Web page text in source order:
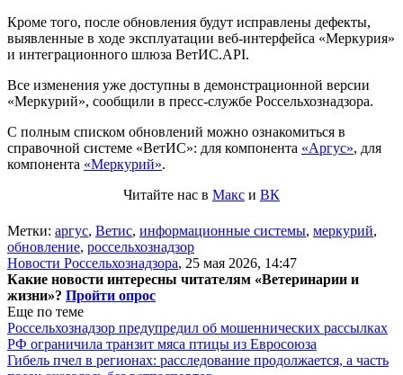
Кроме того, после обновления будут исправлены дефекты,
выявленные в ходе эксплуатации веб-интерфейса «Меркурия»
и интеграционного шлюза ВетИС.API.
Все изменения уже доступны в демонстрационной версии
«Меркурий», сообщили в пресс-службе Россельхознадзора.
С полным списком обновлений можно ознакомиться в
справочной системе «ВетИС»: для компонента «Аргус», для
компонента «Меркурий».
Читайте нас в Макс и ВК
Метки: аргус, Ветис, информационные системы, меркурий,
обновление, россельхознадзор
Новости Россельхознадзора, 25 мая 2026, 14:47
Какие новости интересны читателям «Ветеринарии и
жизни»? Пройти опрос
Еще по теме
Россельхознадзор предупредил об мошеннических рассылках
РФ ограничила транзит мяса птицы из Евросоюза
Гибель пчел в регионах: расследование продолжается, а часть